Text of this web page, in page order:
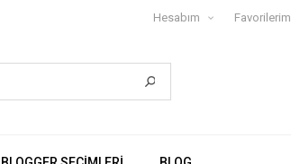
Hesabım Favorilerim